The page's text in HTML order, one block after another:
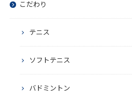
こだわり
テニス
ソフトテニス
バドミントン